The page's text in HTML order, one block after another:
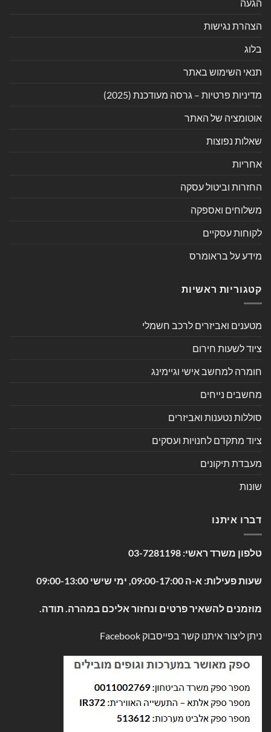
הגעה
הצהרת נגישות
בלוג
תנאי השימוש באתר
מדיניות פרטיות – גרסה מעודכנת (2025)
אוטומציה של האתר
שאלות נפוצות
אחריות
החזרות וביטול עסקה
משלוחים ואספקה
לקוחות עסקיים
מידע על בראומרס
קטגוריות ראשיות
מטענים ואביזרים לרכב חשמלי
ציוד לשעות חירום
חומרה למחשב אישי וגיימינג
מחשבים נייחים
סוללות נטענות ואביזרים
ציוד מתקדם לחנויות ועסקים
מעבדת תיקונים
שונות
דברו איתנו
טלפון משרד ראשי: 03-7281198
שעות פעילות: א-ה 09:00-17:00, ימי שישי 09:00-13:00
מוזמנים להשאיר פרטים ונחזור אליכם במהרה. תודה.
ניתן ליצור איתנו קשר בפייסבוק Facebook